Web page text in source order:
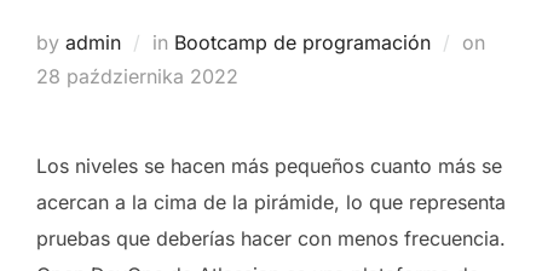
by admin in Bootcamp de programación on
28 października 2022
Los niveles se hacen más pequeños cuanto más se
acercan a la cima de la pirámide, lo que representa
pruebas que deberías hacer con menos frecuencia.